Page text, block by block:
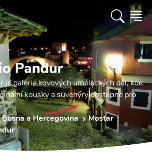
Pandur
je galerie kovových uměleckých děl, kde
kousky a suvenýry dostupné pro
Bosna a Hercegovina
Mostar